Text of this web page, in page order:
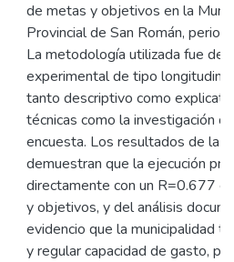
de metas y objetivos en la
Provincial de San Román,
La metodología utilizada fue del
experimental de tipo
tanto descriptivo como
técnicas como la investigación
encuesta. Los resultados de la
demuestran que la ejecución
directamente con un R=0.677
y objetivos, y del análisis
evidencio que la municipalidad
y regular capacidad de gasto,